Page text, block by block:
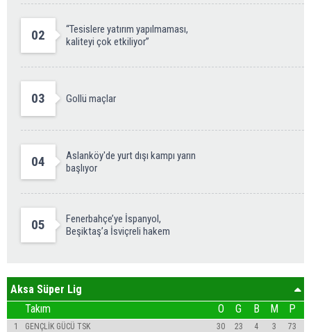
02
“Tesislere yatırım yapılmaması,
kaliteyi çok etkiliyor”
03 Gollü maçlar
04
Aslanköy'de yurt dışı kampı yarın
başlıyor
05
Fenerbahçe’ye İspanyol,
Beşiktaş’a İsviçreli hakem
Aksa Süper Lig
Takım
O G B M P
1 GENÇLİK GÜCÜ TSK 30 23 4 3
73